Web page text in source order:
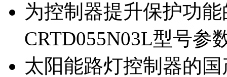
为控制器提升保护功
CRTD055N03L型号参
太阳能路灯控制器的